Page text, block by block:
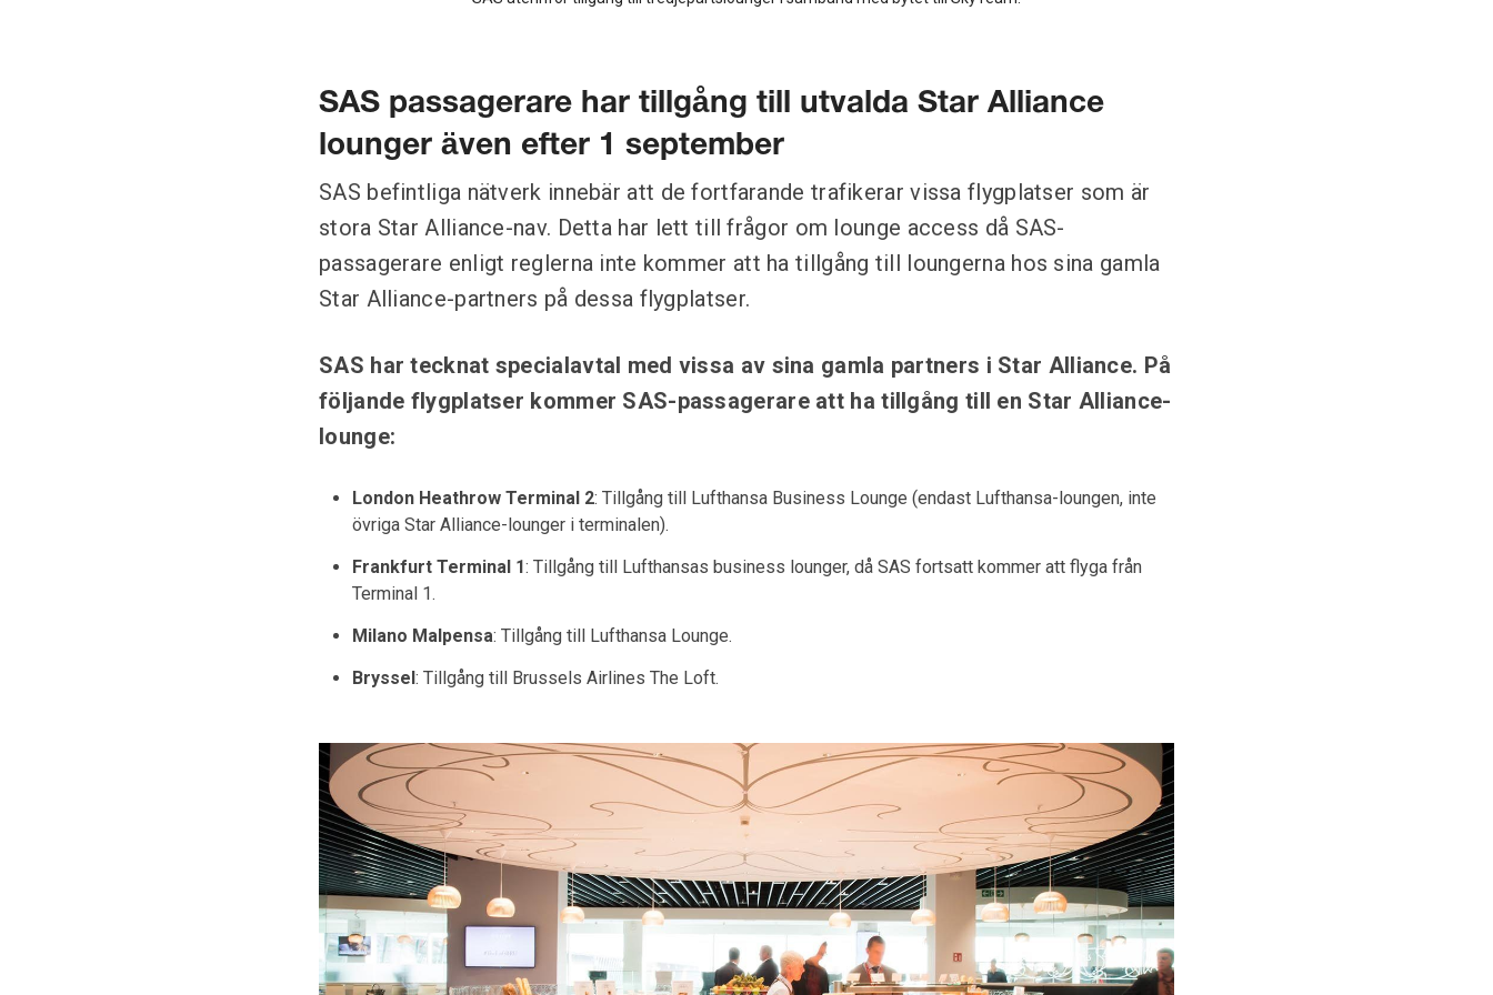
SAS passagerare har tillgång till utvalda Star Alliance
lounger även efter 1 september
SAS befintliga nätverk innebär att de fortfarande trafikerar vissa flygplatser som är
stora Star Alliance-nav. Detta har lett till frågor om lounge access då SAS-
passagerare enligt reglerna inte kommer att ha tillgång till loungerna hos sina gamla
Star Alliance-partners på dessa flygplatser.
SAS har tecknat specialavtal med vissa av sina gamla partners i Star Alliance. På
följande flygplatser kommer SAS-passagerare att ha tillgång till en Star Alliance-
lounge:
London Heathrow Terminal 2: Tillgång till Lufthansa Business Lounge (endast Lufthansa-loungen, inte
övriga Star Alliance-lounger i terminalen).
Frankfurt Terminal 1: Tillgång till Lufthansas business lounger, då SAS fortsatt kommer att flyga från
Terminal 1.
Milano Malpensa: Tillgång till Lufthansa Lounge.
Bryssel: Tillgång till Brussels Airlines The Loft.